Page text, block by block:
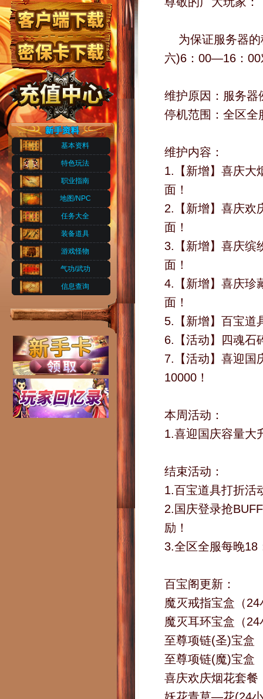
基本资料
特色玩法
职业指南
地图/NPC
任务大全
装备道具
游戏怪物
气功/武功
信息查询
为保证服务器
六)6：00—16：00
维护原因：服务器
停机范围：全区全
维护内容：
1.【新增】喜庆大
面！
2.【新增】喜庆欢
面！
3.【新增】喜庆缤
面！
4.【新增】喜庆珍
面！
5.【新增】百宝道
6.【活动】四魂石
7.【活动】喜迎国
10000！
本周活动：
1.喜迎国庆容量大
结束活动：
1.百宝道具打折活
2.国庆登录抢
励！
3.全区全服每晚
百宝阁更新：
魔灭戒指宝盒（24
魔灭耳环宝盒（24
至尊项链(圣)宝盒
至尊项链(魔)宝盒
喜庆欢庆烟花套餐